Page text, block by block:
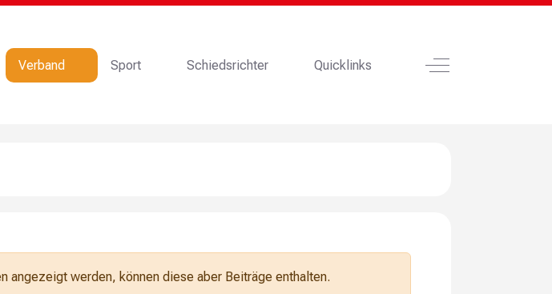
Verband Sport Schiedsrichter Quicklinks Off-Canvas Toggle
angezeigt werden, können diese aber Beiträge enthalten.